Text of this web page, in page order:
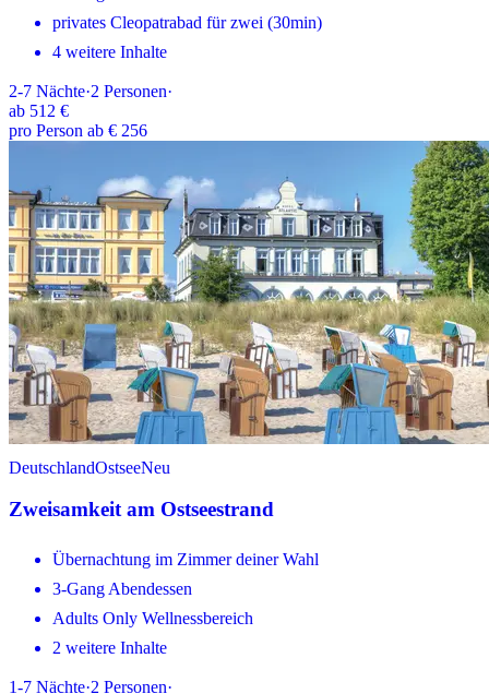
privates Cleopatrabad für zwei (30min)
4 weitere Inhalte
2-7 Nächte·2 Personen·
ab 512 €
pro Person ab € 256
DeutschlandOstseeNeu
Zweisamkeit am Ostseestrand
Übernachtung im Zimmer deiner Wahl
3-Gang Abendessen
Adults Only Wellnessbereich
2 weitere Inhalte
1-7 Nächte·2 Personen·